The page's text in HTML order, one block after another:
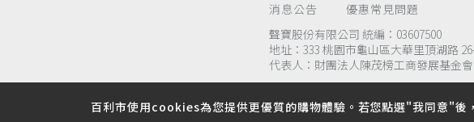
消息公告
優惠常見問題
聲寶股份有限公司 統編：03607500
地址：333 桃園市龜山區大華里頂湖路
代表人：財團法人陳茂榜工商發展基金會
百利市使用cookies為您提供更優質的購物體驗。若您點選"我同意"後